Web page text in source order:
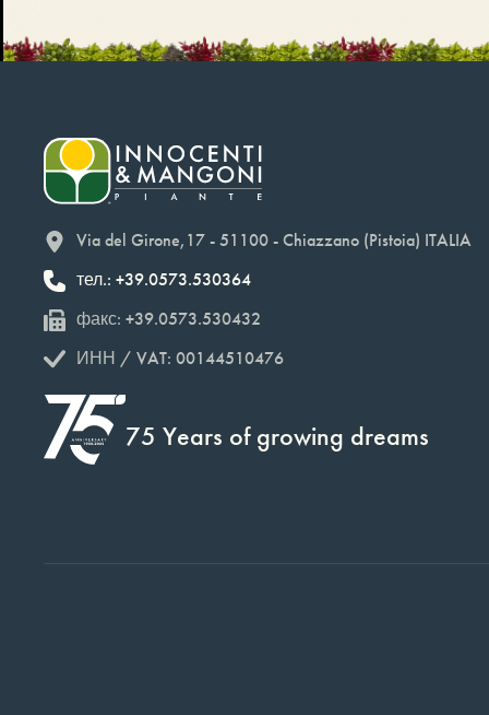
Via del Girone,17 - 51100 - Chiazzano (Pistoia) ITALIA
тел.: +39.0573.530364
факс: +39.0573.530432
ИНН / VAT: 00144510476
75 Years of growing dreams